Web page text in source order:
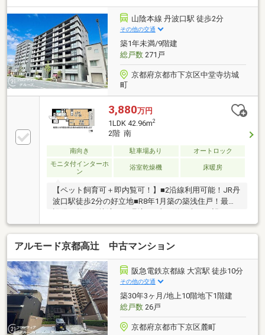
山陰本線 丹波口駅 徒歩2分
その他の交通
築1年未満/9階建
総戸数271戸
京都府京都市下京区中堂寺坊城
町
3,880万円
1LDK 42.96m2
2階 南
南向き 駐車場あり
オートロック
モニタ付インターホ
ン
浴室乾燥機 床暖房
【ペット飼育可＋即内覧可！】■2沿線利用可能！JR丹
波口駅徒歩2分の好立地■R8年1月築の築浅住戸！最新
る屋上テラスなど、共用設備も充実
アルモード京都高辻 中古マンション
阪急電鉄京都線 大宮駅 徒歩10分
その他の交通
築30年3ヶ月/地上10階地下1階建
総戸数26戸
京都府京都市下京区麓町